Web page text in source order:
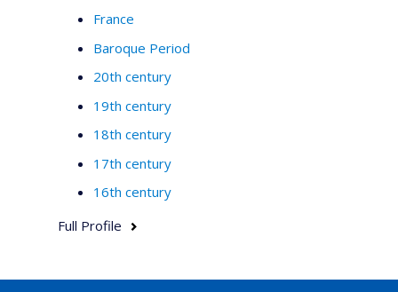
France
Baroque Period
20th century
19th century
18th century
17th century
16th century
Full Profile